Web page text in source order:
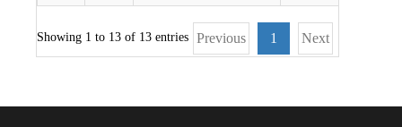
Showing 1 to 13 of 13 entries Previous 1 Next